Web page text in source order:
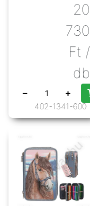
20
730
Ft /
db
− +
402-1341-600